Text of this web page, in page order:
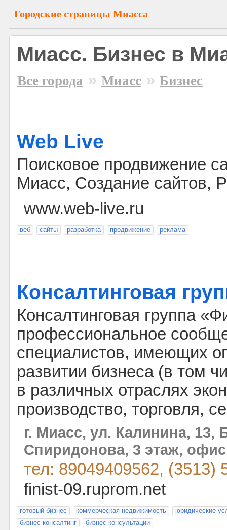
Городские страницы Миасса
Миасс. Бизнес в
Все города » Миасс » Бизнес
Web Live
Поисковое продвижение
Миасс, Создание сайтов,
www.web-live.ru
веб сайты разработка продвижение реклама
Консалтинговая
Консалтинговая группа
профессиональное
специалистов, имеющих
развитии бизнеса (в том
в различных отраслях
производство, торговля,
г. Миасс, ул. Калинина, 13,
Спиридонова, 3 этаж, офис
тел: 89049409562, (3513)
finist-09.ruprom.net
готовый бизнес коммерческая недвижимость
юридические
бизнес консалтинг
бизнес консультации